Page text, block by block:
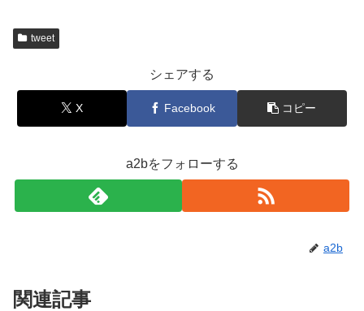
tweet
シェアする
X Facebook コピー
a2bをフォローする
a2b
関連記事